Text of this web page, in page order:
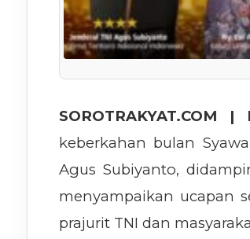
SOROTRAKYAT.COM
keberkahan bulan
Agus Subiyanto,
menyampaikan ucapan
prajurit TNI dan